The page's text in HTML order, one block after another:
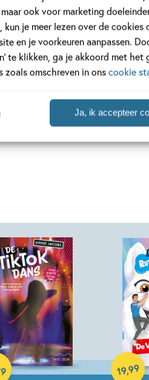
ook voor marketing
kun je meer lezen over de cookies
en je voorkeuren aanpassen.
te klikken, ga je akkoord met het
omschreven in onscookie
Ja, ik accepteer
snel verder!
Lees meer
alle artikelen
19,99